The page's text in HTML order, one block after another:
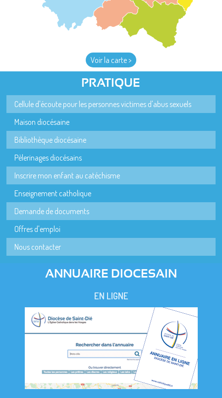
Voir la carte >
PRATIQUE
Cellule d'écoute pour les personnes victimes d'abus sexuels
Maison diocésaine
Bibliothèque diocésaine
Pèlerinages diocésains
Inscrire mon enfant au catéchisme
Enseignement catholique
Demande de documents
Offres d'emploi
Nous contacter
ANNUAIRE DIOCESAIN
EN LIGNE